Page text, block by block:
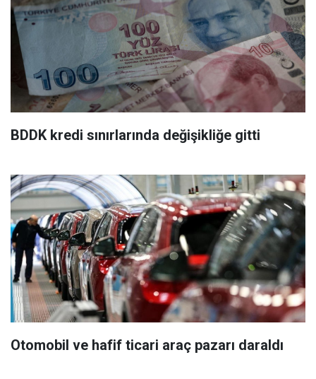
BDDK kredi sınırlarında değişikliğe gitti
Otomobil ve hafif ticari araç pazarı daraldı